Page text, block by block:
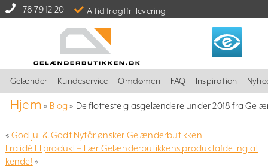
78 79 12 20 Altid fragtfri levering
Gelænder Kundeservice Omdømen FAQ Inspiration
Hjem » Blog » De flotteste glasgelændere under 2018 fra
« God Jul & Godt Nytår ønsker Gelænderbutikken
Fra idé til produkt – Lær Gelænderbutikkens produktafdeling at
kende! »